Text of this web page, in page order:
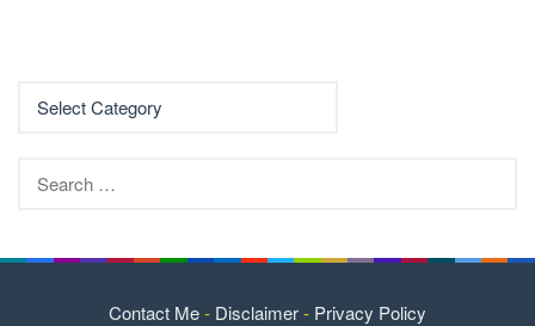
for:
Contact Me- Disclaimer- Privacy Policy